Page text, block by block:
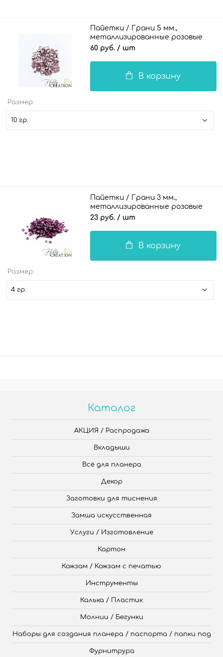
Пайетки / Грани 5 мм.,
металлизированные розовые
60 руб. / шт
В корзину
Размер:
10 гр.
Пайетки / Грани 3 мм.,
металлизированные розовые
23 руб. / шт
В корзину
Размер:
4 гр.
Каталог
АКЦИЯ / Распродажа
Вкладыши
Всё для планера
Декор
Заготовки для тиснения
Замша искусственная
Услуги / Изготовление
Картон
Кожзам / Кожзам с печатью
Инструменты
Калька / Пластик
Молнии / Бегунки
Наборы для создания планера / паспорта / папки под
Фурнитрура